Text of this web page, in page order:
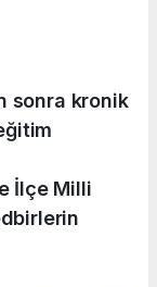
sonra kronik
İlçe Milli